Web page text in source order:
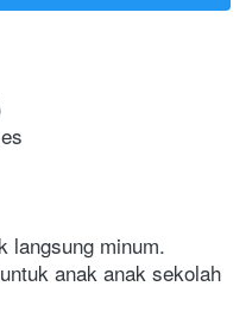
langsung minum.
anak anak sekolah